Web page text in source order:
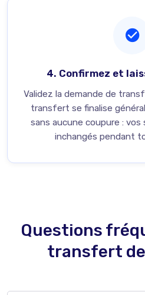
4. Confirmez et
Validez la demande de
transfert se finalise
sans aucune coupure :
inchangés pendant
Questions
transfert